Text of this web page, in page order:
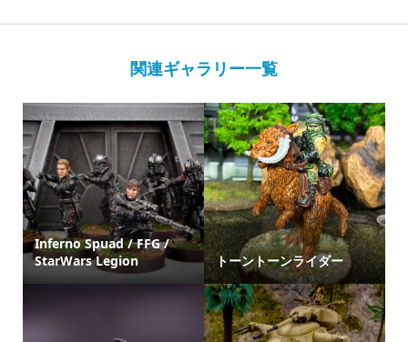
関連ギャラリー一覧
Inferno Spuad / FFG /
StarWars Legion
トーントーンライダー